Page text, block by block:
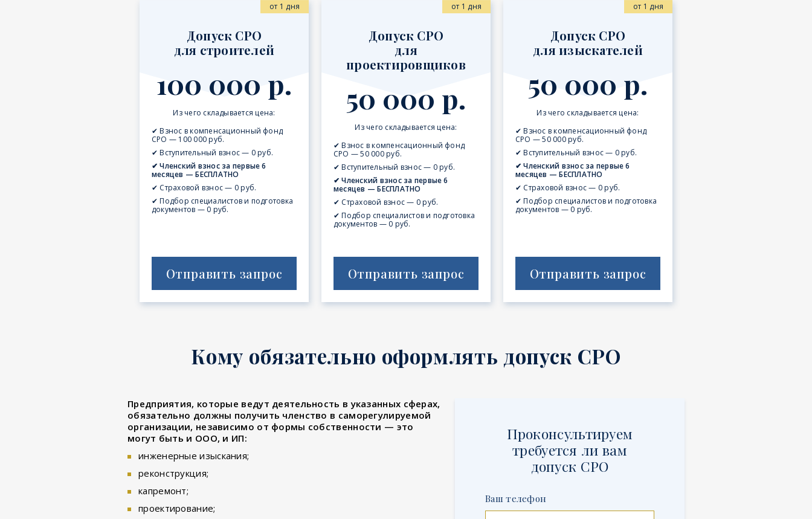
от 1 дня
Допуск СРО
для строителей
100 000 р.
Из чего складывается цена:
✔ Взнос в компенсационный фонд
СРО — 100 000 руб.
✔ Вступительный взнос — 0 руб.
✔ Членский взнос за первые 6
месяцев — БЕСПЛАТНО
✔ Страховой взнос — 0 руб.
✔ Подбор специалистов и подготовка
документов — 0 руб.
Отправить запрос
от 1 дня
Допуск СРО
для
проектировщиков
50 000 р.
Из чего складывается цена:
✔ Взнос в компенсационный фонд
СРО — 50 000 руб.
✔ Вступительный взнос — 0 руб.
✔ Членский взнос за первые 6
месяцев — БЕСПЛАТНО
✔ Страховой взнос — 0 руб.
✔ Подбор специалистов и подготовка
документов — 0 руб.
Отправить запрос
от 1 дня
Допуск СРО
для изыскателей
50 000 р.
Из чего складывается цена:
✔ Взнос в компенсационный фонд
СРО — 50 000 руб.
✔ Вступительный взнос — 0 руб.
✔ Членский взнос за первые 6
месяцев — БЕСПЛАТНО
✔ Страховой взнос — 0 руб.
✔ Подбор специалистов и подготовка
документов — 0 руб.
Отправить запрос
Кому обязательно оформлять допуск СРО
Предприятия, которые ведут деятельность в указанных сферах,
обязательно должны получить членство в саморегулируемой
организации, независимо от формы собственности — это
могут быть и ООО, и ИП:
инженерные изыскания;
реконструкция;
капремонт;
проектирование;
Проконсультируем
требуется ли вам
допуск СРО
Ваш телефон